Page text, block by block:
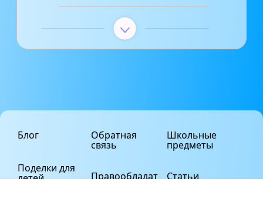
Блог
Поделки для
детей
Обратная
связь
Правообладат
Школьные
предметы
Статьи